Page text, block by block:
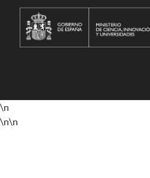
\n
\n\n